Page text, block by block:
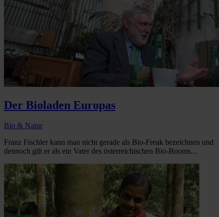
Der Bioladen Europas
Bio & Natur
Franz Fischler kann man nicht gerade als Bio-Freak bezeichnen und
dennoch gilt er als ein Vater des österreichischen Bio-Booms...